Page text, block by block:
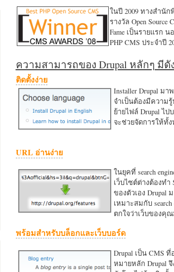
ในปี 2009 ทางสำนัก
รางวัล Open
Fame เป็นรายแรก น
PHP CMS ประจำปี
ความสามารถของ Drupal หลักๆ มีดั
ติดตั้งง่าย
Installer Drupal ม
จำเป็นต้องมีความ
ย้ายไฟล์ Drupal ไ
จะช่วยจัดการให้ทั้
URL อ่านง่าย
ในยุคที่ search
เว็บไซต์ต่างต้องทำ
ของตัวเอง Drupal
เหมาะสมกับ
ตกใจว่าเว็บของคุ
พร้อมสำหรับบล็อกและเว็บบอร์ด
Drupal เป็น CMS
หมายหลัก Drupal